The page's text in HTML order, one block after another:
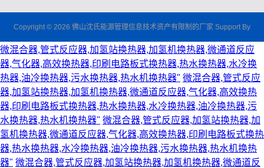
Copyright © 2026 佛山沈氏能源管理信息技术资产有限制的厂家 Support By
微混合器,管式反应器,加氢站换热器,加氢机换热器,微通道反应
器,气化器,高效换热器,印刷电路板式换热器,热水换热器,水冷换
热器,油冷换热器,污水换热器,热水机换热器" 微混合器,管式反应
器,加氢站换热器,加氢机换热器,微通道反应器,气化器,高效换热
器,印刷电路板式换热器,热水换热器,水冷换热器,油冷换热器,污
水换热器,热水机换热器" 微混合器,管式反应器,加氢站换热器,加
氢机换热器,微通道反应器,气化器,高效换热器,印刷电路板式换热
器,热水换热器,水冷换热器,油冷换热器,污水换热器,热水机换热
器" 微混合器,管式反应器,加氢站换热器,加氢机换热器,微通道反